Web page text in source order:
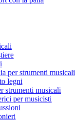
per strumenti musicali
legni
strumenti musicali
per musicisti